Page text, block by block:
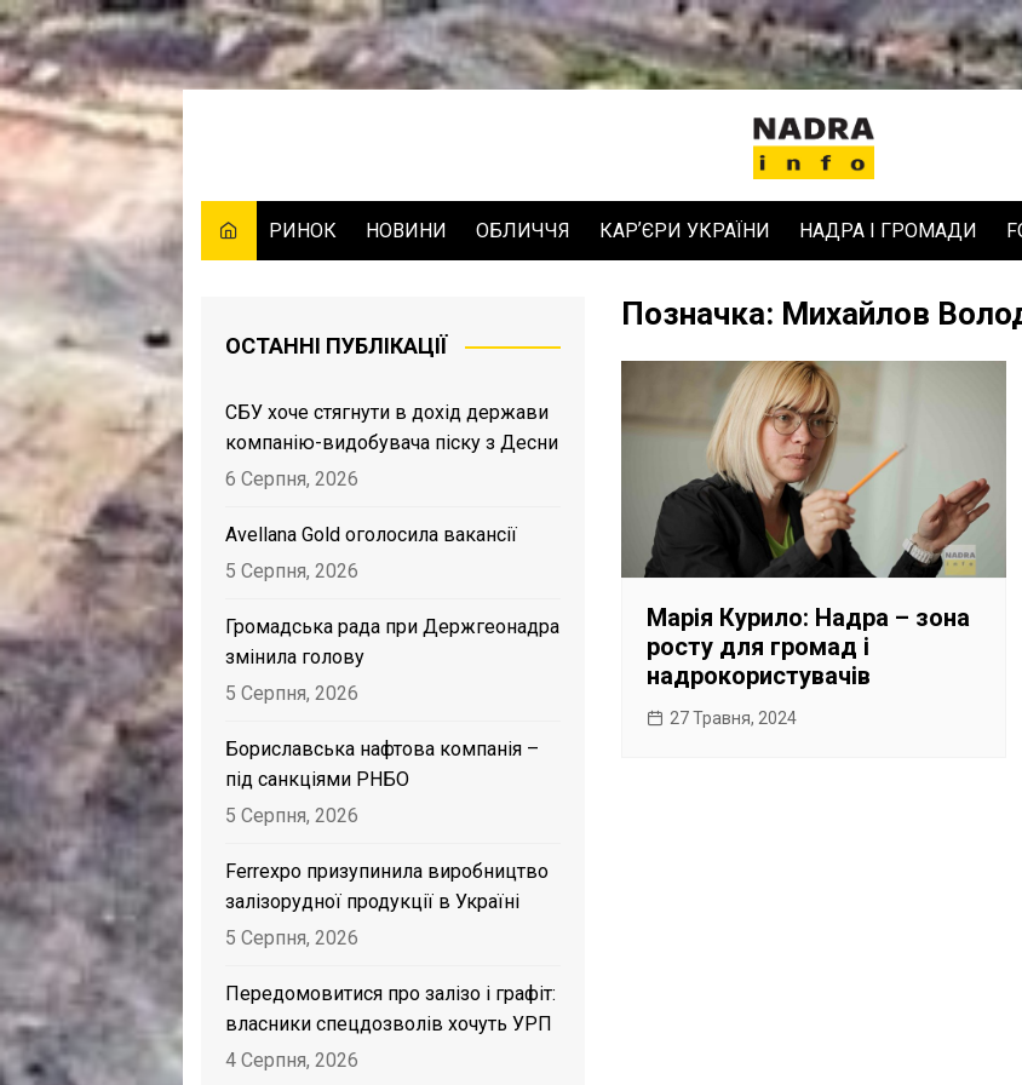
Skip
to
РИНОК НОВИНИ ОБЛИЧЧЯ КАРʼЄРИ УКРАЇНИ НАДРА І ГРОМАДИ
Позначка: Михайлов
Марія Курило: Надра – зона
росту для громад і
надрокористувачів
27 Травня, 2024
ОСТАННІ ПУБЛІКАЦІЇ
СБУ хоче стягнути в дохід держави
компанію-видобувача піску з Десни
6 Серпня, 2026
Avellana Gold оголосила вакансії
5 Серпня, 2026
Громадська рада при Держгеонадра
змінила голову
5 Серпня, 2026
Бориславська нафтова компанія –
під санкціями РНБО
5 Серпня, 2026
Ferrexpo призупинила виробництво
залізорудної продукції в Україні
5 Серпня, 2026
Передомовитися про залізо і графіт:
власники спецдозволів хочуть УРП
4 Серпня, 2026